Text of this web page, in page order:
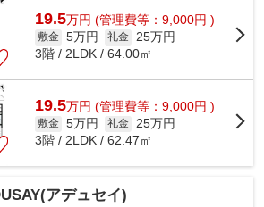
19.5万円 (管理費等：9,000円 )
敷金 5万円 礼金 25万円
3階 / 2LDK / 64.00㎡
19.5万円 (管理費等：9,000円 )
敷金 5万円 礼金 25万円
3階 / 2LDK / 62.47㎡
アデュセイ)